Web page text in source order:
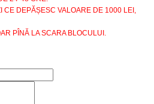
CE DEPĂȘESC VALOARE DE 1000 LEI,
PÎNĂ LA SCARA BLOCULUI.